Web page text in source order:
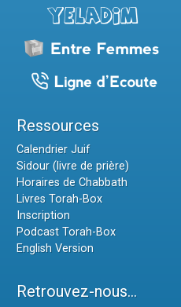
Ressources
Calendrier Juif
Sidour (livre de prière)
Horaires de Chabbath
Livres Torah-Box
Inscription
Podcast Torah-Box
English Version
Retrouvez-nous...